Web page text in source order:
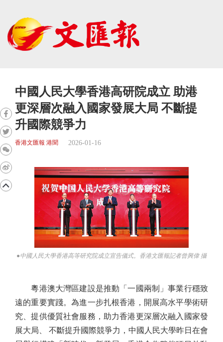
中國人民大學香港高研院成立 助港
更深層次融入國家發展大局 不斷提
升國際競爭力
香港文匯報 港聞 2026-01-16
●中國人民大學香港高等研究院成立宣告儀式。香港文匯報記者曾興偉 攝
粵港澳大灣區建設是推動「一國兩制」事業行穩致
遠的重要實踐。為進一步扎根香港，開展高水平學術研
究、提供優質社會服務，助力香港更深層次融入國家發
展大局、 不斷提升國際競爭力，中國人民大學昨日在會